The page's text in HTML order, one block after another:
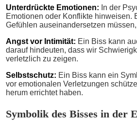
Unterdrückte Emotionen: In der
Emotionen oder Konflikte hinweisen.
Gefühlen auseinandersetzen
Angst vor Intimität: Ein Biss kann
darauf hindeuten, dass wir
verletzlich zu zeigen.
Selbstschutz: Ein Biss kann ein
vor emotionalen Verletzungen
herum errichtet haben.
Symbolik des Bisses in der